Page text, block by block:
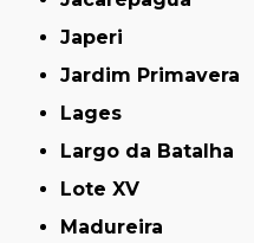
Japeri
Jardim Primavera
Lages
Largo da Batalha
Lote XV
Madureira